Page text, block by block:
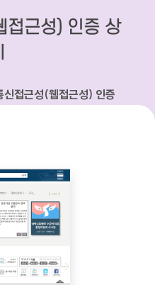
접근성) 인증 상
신접근성(웹접근성) 인증